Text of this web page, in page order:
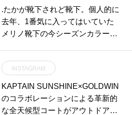
す！..@haus_cafe_foods .@haus_
zakka 合わせてこちらもお願いし
ます︎..#加島茶舗 #松江#玄米茶 #煎
#白山陶器#急須 #湯のみ #湯呑み#
茶托 #茶たく#ギフト #ギフトセッ
ト#手土産 #hausmatsue#島根 #松
江
.たかが靴下されど靴下。個人的に
去年、1番気に入ってはいていた
メリノ靴下の今シーズンカラーが
オリーブもとても良いです。差し
色と言いながら主張もほどほど。
いろんな方に似合う色です。color
ライトグレー、アッサム、オリー
INSTAGRAM
KAPTAIN SUNSHINE×GOLDWIN
のコラボレーションによる革新的
な全天候型コートがアウトドアコ